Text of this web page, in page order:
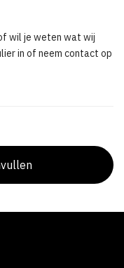
wil je weten wat wij
in of neem contact op